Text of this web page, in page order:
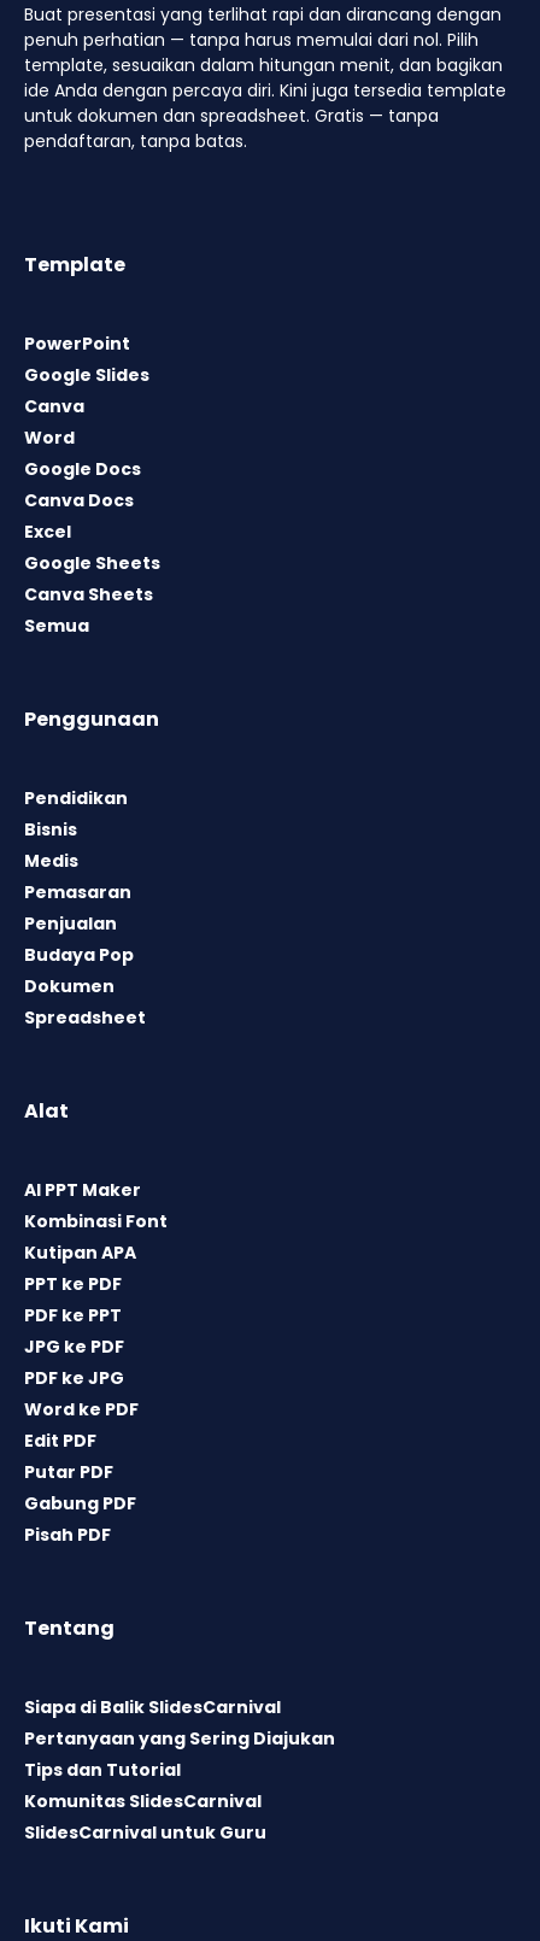
Buat presentasi yang terlihat rapi dan dirancang dengan
penuh perhatian — tanpa harus memulai dari nol. Pilih
template, sesuaikan dalam hitungan menit, dan bagikan
ide Anda dengan percaya diri. Kini juga tersedia template
untuk dokumen dan spreadsheet. Gratis — tanpa
pendaftaran, tanpa batas.
Template
PowerPoint
Google Slides
Canva
Word
Google Docs
Canva Docs
Excel
Google Sheets
Canva Sheets
Semua
Penggunaan
Pendidikan
Bisnis
Medis
Pemasaran
Penjualan
Budaya Pop
Dokumen
Spreadsheet
Alat
AI PPT Maker
Kombinasi Font
Kutipan APA
PPT ke PDF
PDF ke PPT
JPG ke PDF
PDF ke JPG
Word ke PDF
Edit PDF
Putar PDF
Gabung PDF
Pisah PDF
Tentang
Siapa di Balik SlidesCarnival
Pertanyaan yang Sering Diajukan
Tips dan Tutorial
Komunitas SlidesCarnival
SlidesCarnival untuk Guru
Ikuti Kami